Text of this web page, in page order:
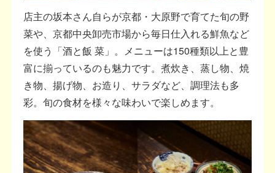
店主の坂本さん自らが京都・大原野で育てた旬の野
菜や、京都中央卸売市場から毎日仕入れる鮮魚など
を使う「酒と飯 菜」。メニューは150種類以上と豊
富に揃っているのも魅力です。煮炊き、蒸し物、焼
き物、揚げ物、お造り、サラダなど、調理法も多
彩。旬の食材を様々な味わいで楽しめます。